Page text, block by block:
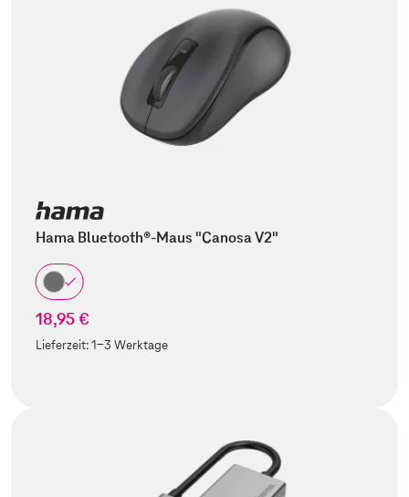
Hama Bluetooth®-Maus "Canosa V2"
18,95 €
Lieferzeit:1-3 Werktage